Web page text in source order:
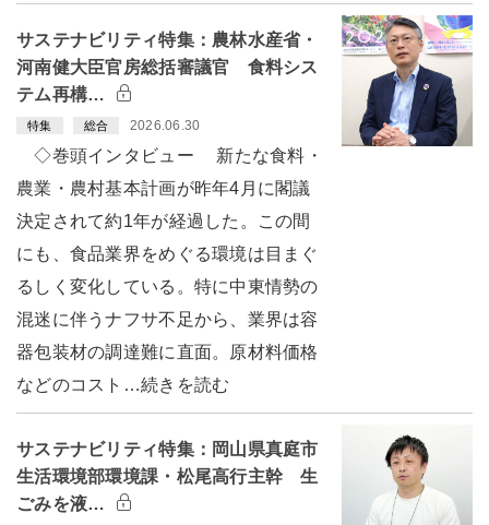
サステナビリティ特集：農林水産省・
河南健大臣官房総括審議官 食料シス
テム再構…
特集 総合 2026.06.30
◇巻頭インタビュー 新たな食料・
農業・農村基本計画が昨年4月に閣議
決定されて約1年が経過した。この間
にも、食品業界をめぐる環境は目まぐ
るしく変化している。特に中東情勢の
混迷に伴うナフサ不足から、業界は容
器包装材の調達難に直面。原材料価格
などのコスト…続きを読む
サステナビリティ特集：岡山県真庭市
生活環境部環境課・松尾高行主幹 生
ごみを液…